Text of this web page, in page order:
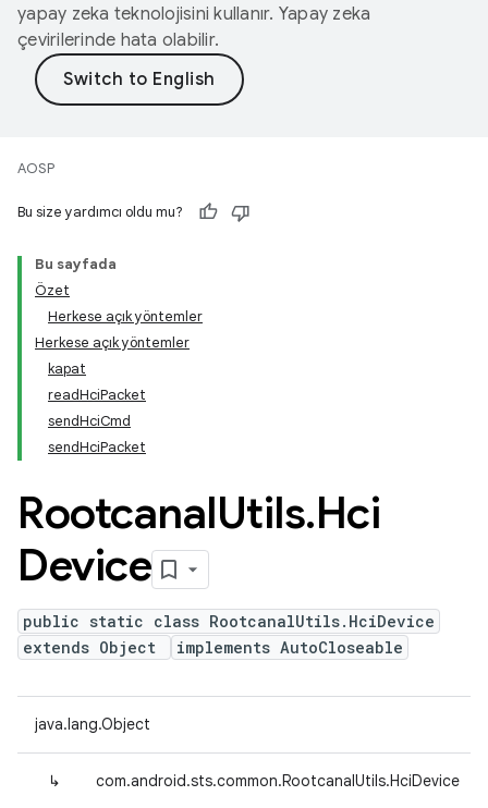
yapay zeka teknolojisini kullanır. Yapay zeka
çevirilerinde hata olabilir.
AOSP
Bu size yardımcı oldu mu?
Bu sayfada
Özet
Herkese açık yöntemler
Herkese açık yöntemler
kapat
readHciPacket
sendHciCmd
sendHciPacket
RootcanalUtils.Hci
Device
public static class RootcanalUtils.HciDevice
extends Object
implements AutoCloseable
java.lang.Object
↳ com.android.sts.common.RootcanalUtils.HciDevice